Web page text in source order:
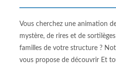
Vous cherchez une animation
mystère, de rires et de
familles de votre structure ?
vous propose de découvrir Et